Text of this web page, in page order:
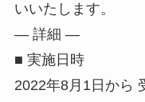
いいたします。
― 詳細 ―
■ 実施日時
2022年8月1日から